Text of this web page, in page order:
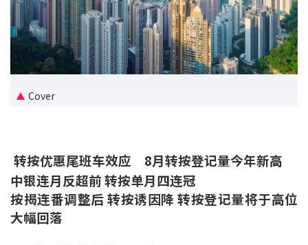
优惠礼遇
新盘优越按揭优惠
中原按揭标签优惠
按揭工具
按揭计算
转按计算
Cover
转按优惠尾班车效应 8月转按登记量今年新高
中银连月反超前 转按单月四连冠
按揭连番调整后 转按诱因降 转按登记量将于高位
大幅回落